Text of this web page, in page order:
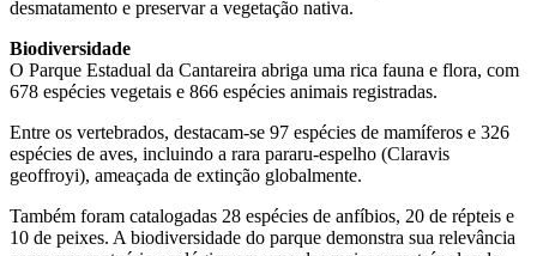
desmatamento e preservar a vegetação nativa.
Biodiversidade
O Parque Estadual da Cantareira abriga uma rica fauna e flora, com
678 espécies vegetais e 866 espécies animais registradas.
Entre os vertebrados, destacam-se 97 espécies de mamíferos e 326
espécies de aves, incluindo a rara pararu-espelho (Claravis
geoffroyi), ameaçada de extinção globalmente.
Também foram catalogadas 28 espécies de anfíbios, 20 de répteis e
10 de peixes. A biodiversidade do parque demonstra sua relevância